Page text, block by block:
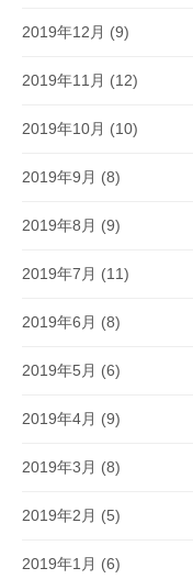
2019年12月 (9)
2019年11月 (12)
2019年10月 (10)
2019年9月 (8)
2019年8月 (9)
2019年7月 (11)
2019年6月 (8)
2019年5月 (6)
2019年4月 (9)
2019年3月 (8)
2019年2月 (5)
2019年1月 (6)